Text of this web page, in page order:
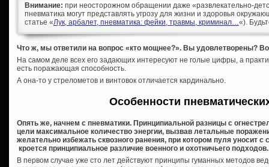
Внимание: при неосторожном обращении даже «развлекательно-
пневматика могут представлять угрозу для жизни и здоровья
статье «Лук, арбалет, пневматика: фейки, травмы, криминал… «).
Что ж, мы ответили на вопрос «кто мощнее?». Вы удовлетворены?
На самом деле всех его задающих интересуют не голые цифры, а
есть поражающая способность.
А она-то у стрелометов и винтовок отличается кардинально.
Особенности
Опять же, начнем с пневматики. Принципиальной разницы с
цели максимальное количество энергии, вызвав летальные
желательно избежать сквозного ранения, при котором пуля уносит с
кроется принципиальное различие военного и охотничьего подходов.
В первом случае уже сто лет действуют принципы гуманных методов